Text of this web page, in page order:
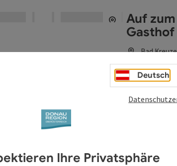
merken
Auf
Bad
Angebot
: Aumühle - Sommerauszeit im
Deutsch
Ihre Privatsphäre